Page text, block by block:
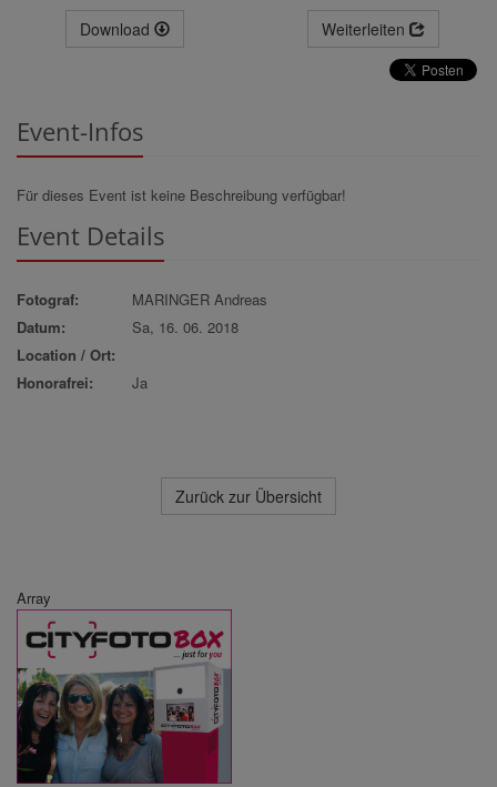
Download Weiterleiten
Event-Infos
Für dieses Event ist keine Beschreibung verfügbar!
Event Details
Fotograf:
MARINGER Andreas
Datum:
Sa, 16. 06. 2018
Location / Ort:
Honorafrei:
Ja
Zurück zur Übersicht
Array